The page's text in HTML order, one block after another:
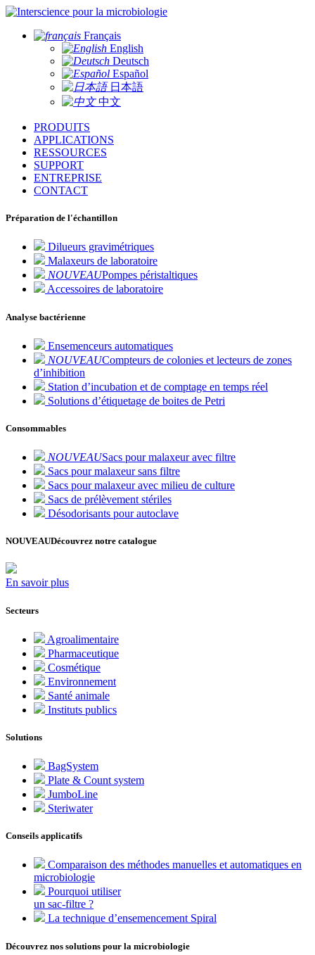
pour la microbiologie
Français
English
Deutsch
Español
日本語
中文
PRODUITS
APPLICATIONS
RESSOURCES
SUPPORT
ENTREPRISE
CONTACT
Préparation de l'échantillon
Dilueurs gravimétriques
Malaxeurs de laboratoire
NOUVEAUPompes péristaltiques
Accessoires de laboratoire
Analyse bactérienne
Ensemenceurs automatiques
NOUVEAUCompteurs de colonies et lecteurs de zones
d’inhibition
Station d’incubation et de comptage en temps réel
Solutions d’étiquetage de boites de Petri
Consommables
NOUVEAUSacs pour malaxeur avec filtre
Sacs pour malaxeur sans filtre
Sacs pour malaxeur avec milieu de culture
Sacs de prélèvement stériles
Désodorisants pour autoclave
NOUVEAUDécouvrez notre catalogue
En savoir plus
Secteurs
Agroalimentaire
Pharmaceutique
Cosmétique
Environnement
Santé animale
Instituts publics
Solutions
BagSystem
Plate & Count system
JumboLine
Steriwater
Conseils applicatifs
Comparaison des méthodes manuelles et automatiques en
microbiologie
Pourquoi utiliser
un sac-filtre ?
La technique d’ensemencement Spiral
Découvrez nos solutions pour la microbiologie